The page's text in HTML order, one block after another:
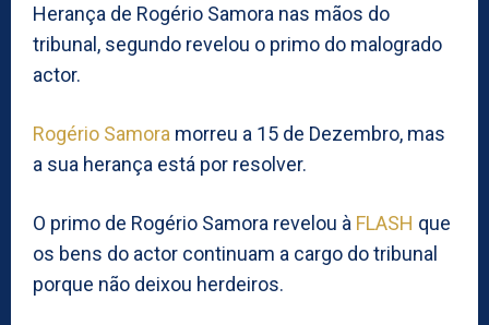
Herança de Rogério Samora nas mãos do
tribunal, segundo revelou o primo do malogrado
actor.
Rogério Samora morreu a 15 de Dezembro, mas
a sua herança está por resolver.
O primo de Rogério Samora revelou à FLASH que
os bens do actor continuam a cargo do tribunal
porque não deixou herdeiros.